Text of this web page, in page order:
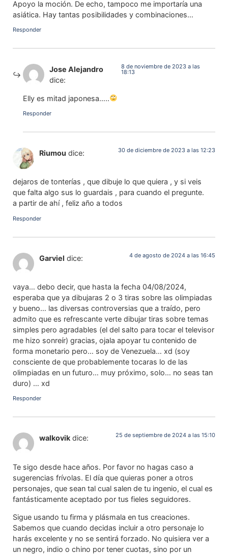
Apoyo la moción. De echo, tampoco me importaría una
asiática. Hay tantas posibilidades y combinaciones…
Responder
Jose Alejandro
dice:
8 de noviembre de 2023 a las
18:13
Elly es mitad japonesa…..
Responder
Riumou dice: 30 de diciembre de 2023 a las 12:23
dejaros de tonterías , que dibuje lo que quiera , y si veis
que falta algo sus lo guardais , para cuando el pregunte.
a partir de ahí , feliz año a todos
Responder
Garviel dice: 4 de agosto de 2024 a las 16:45
vaya… debo decir, que hasta la fecha 04/08/2024,
esperaba que ya dibujaras 2 o 3 tiras sobre las olimpiadas
y bueno… las diversas controversias que a traído, pero
admito que es refrescante verte dibujar tiras sobre temas
simples pero agradables (el del salto para tocar el televisor
me hizo sonreír) gracias, ojala apoyar tu contenido de
forma monetario pero… soy de Venezuela… xd (soy
consciente de que probablemente tocaras lo de las
olimpiadas en un futuro… muy próximo, solo… no seas tan
duro) … xd
Responder
walkovik dice: 25 de septiembre de 2024 a las 15:10
Te sigo desde hace años. Por favor no hagas caso a
sugerencias frívolas. El día que quieras poner a otros
personajes, que sean tal cual salen de tu ingenio, el cual es
fantásticamente aceptado por tus fieles seguidores.
Sigue usando tu firma y plásmala en tus creaciones.
Sabemos que cuando decidas incluir a otro personaje lo
harás excelente y no se sentirá forzado. No quisiera ver a
un negro, indio o chino por tener cuotas, sino por un